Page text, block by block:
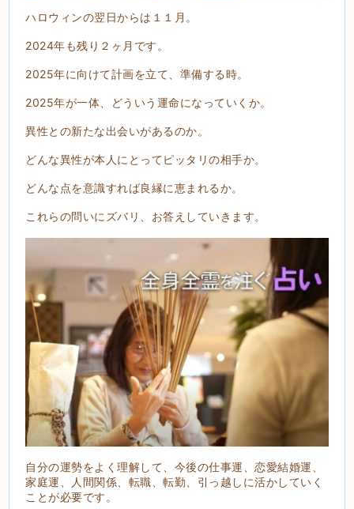
ハロウィンの翌日からは１１月。
2024年も残り２ヶ月です。
2025年に向けて計画を立て、準備する時。
2025年が一体、どういう運命になっていくか。
異性との新たな出会いがあるのか。
どんな異性が本人にとってピッタリの相手か。
どんな点を意識すれば良縁に恵まれるか。
これらの問いにズバリ、お答えしていきます。
自分の運勢をよく理解して、今後の仕事運、恋愛結婚運、
家庭運、人間関係、転職、転勤、引っ越しに活かしていく
ことが必要です。